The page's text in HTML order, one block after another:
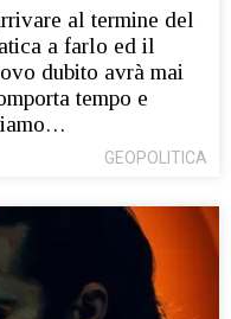
al termine del
a farlo ed il
dubito avrà mai
tempo e
GEOPOLITICA